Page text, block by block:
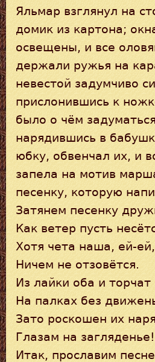
Яльмар взглянул на
домик из картона;
освещены, и все
держали ружья на
невестой задумчиво
прислонившись к
было о чём
нарядившись в
юбку, обвенчал их, и
запела на мотив
песенку, которую
Затянем песенку
Как ветер пусть
Хотя чета наша, ей-ей,
Ничем не отзовётся.
Из лайки оба и торчат
На палках без
Зато роскошен их
Глазам на загляденье!
Итак, прославим